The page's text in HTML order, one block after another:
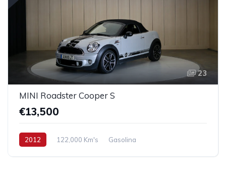
23
MINI Roadster Cooper S
€13,500
2012 122,000 Km's Gasolina